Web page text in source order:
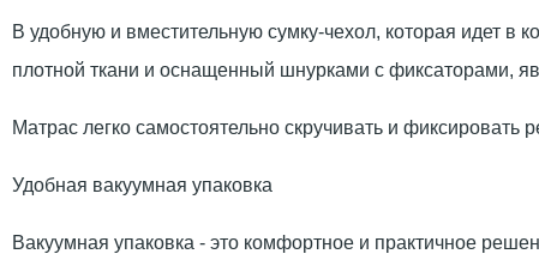
В удобную и вместительную сумку-чехол, которая идет в
плотной ткани и оснащенный шнурками с фиксаторами,
Матрас легко самостоятельно скручивать и
Удобная вакуумная упаковка
Вакуумная упаковка - это комфортное и практичное